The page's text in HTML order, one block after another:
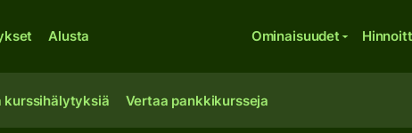
Alusta Ominaisuudet
kurssihälytyksiä Vertaa pankkikursseja